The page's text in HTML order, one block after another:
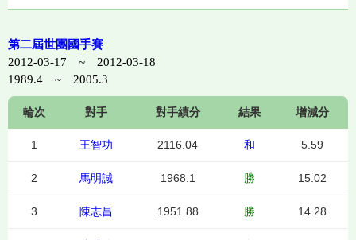
第二屆世團國手賽
2012-03-17 ~ 2012-03-18
1989.4 ~ 2005.3
輪次 對手 對手績分 結果 增減分
1 王智功 2116.04 和 5.59
2 馬明誠 1968.1 勝 15.02
3 陳志昌 1951.88 勝 14.28